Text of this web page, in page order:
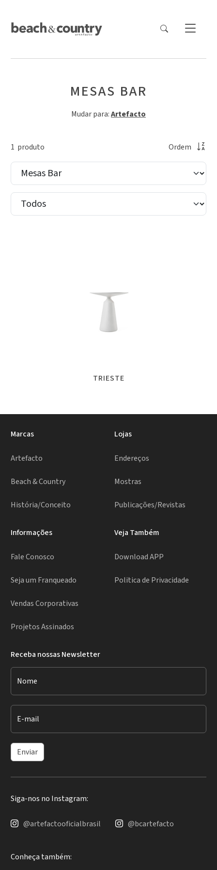
MESAS BAR
Mudar para:Artefacto
1 produto Ordem
TRIESTE
Marcas
Artefacto
Beach & Country
História/Conceito
Lojas
Endereços
Mostras
Publicações/Revistas
Informações
Fale Conosco
Seja um Franqueado
Vendas Corporativas
Projetos Assinados
Veja Também
Download APP
Politica de Privacidade
Receba nossas Newsletter
Nome
E-mail
Enviar
Siga-nos no Instagram:
@artefactooficialbrasil @bcartefacto
Conheça também: